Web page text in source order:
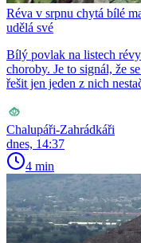
Réva v srpnu chytá bílé
udělá své
Bílý povlak na listech
choroby. Je to signál, že
řešit jen jeden z nich
Chalupáři-Zahrádkáři
dnes, 14:37
4 min